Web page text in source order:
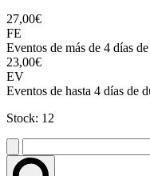
27,00€
FE
Eventos de más de 4 días
23,00€
EV
Eventos de hasta 4 días de
Stock: 12